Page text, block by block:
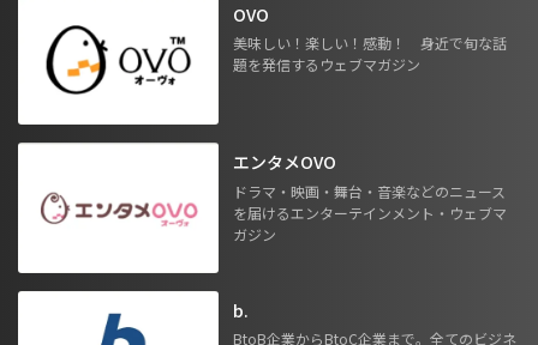
OVO
美味しい！楽しい！感動！ 身近で旬な話
題を発信するウェブマガジン
エンタメOVO
ドラマ・映画・舞台・音楽などのニュース
を届けるエンターテインメント・ウェブマ
ガジン
b.
BtoB企業からBtoC企業まで。全てのビジネ